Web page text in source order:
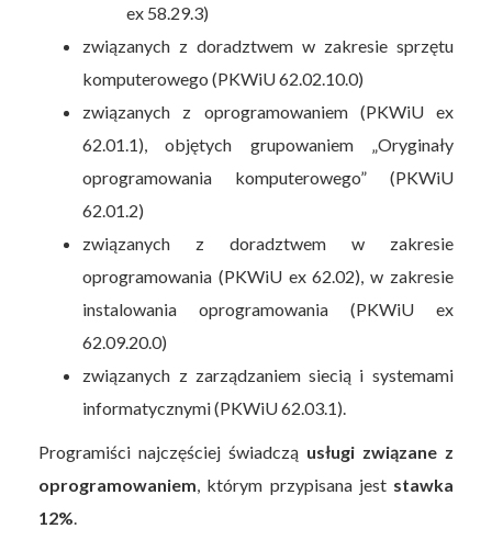
ex 58.29.3)
związanych z doradztwem w zakresie sprzętu
komputerowego (PKWiU 62.02.10.0)
związanych z oprogramowaniem (PKWiU ex
62.01.1), objętych grupowaniem „Oryginały
oprogramowania komputerowego” (PKWiU
62.01.2)
związanych z doradztwem w zakresie
oprogramowania (PKWiU ex 62.02), w zakresie
instalowania oprogramowania (PKWiU ex
62.09.20.0)
związanych z zarządzaniem siecią i systemami
informatycznymi (PKWiU 62.03.1).
Programiści najczęściej świadczą usługi związane z
oprogramowaniem , którym przypisana jest stawka
12%